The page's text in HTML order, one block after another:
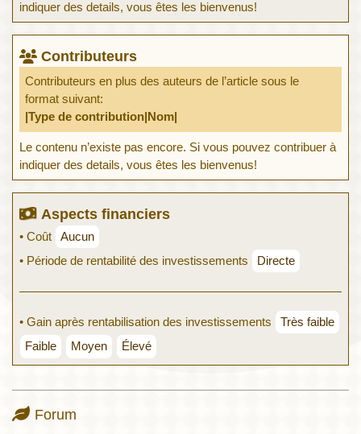
indiquer des details, vous êtes les bienvenus!
Contributeurs
Contributeurs en plus des auteurs de l’article sous le
format suivant:
|Type de contribution|Nom|
Le contenu n’existe pas encore. Si vous pouvez contribuer à
indiquer des details, vous êtes les bienvenus!
Aspects financiers
• Coût
Aucun
• Période de rentabilité des investissements
Directe
• Gain après rentabilisation des investissements
Très faible
Faible
Moyen Élevé
Forum